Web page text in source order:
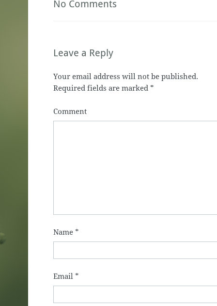
No Comments
Leave a Reply
Your email address will not be published.
Required fields are marked *
Comment
Name *
Email *